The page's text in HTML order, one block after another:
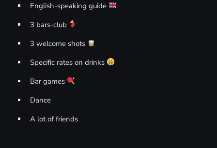
Annonces/Dédicaces
12:00 am - 11:50 pm
10:00 am - 5:00 pm
English-speaking guide
3 bars-club
3 welcome shots
Specific rates on drinks
Bar games
Dance
A lot of friends